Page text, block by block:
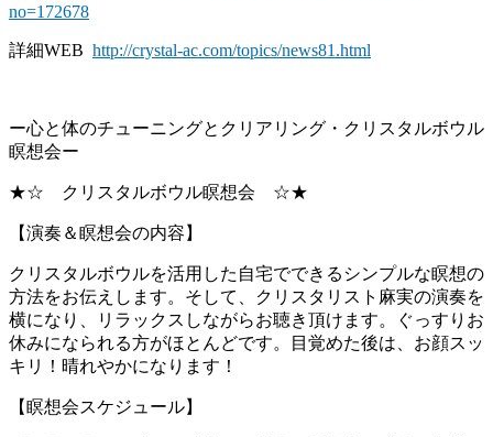
no=172678
詳細WEB http://crystal-ac.com/topics/news81.html
ー心と体のチューニングとクリアリング・クリスタルボウル
瞑想会ー
★☆ クリスタルボウル瞑想会 ☆★
【演奏＆瞑想会の内容】
クリスタルボウルを活用した自宅でできるシンプルな瞑想の
方法をお伝えします。そして、クリスタリスト麻実の演奏を
横になり、リラックスしながらお聴き頂けます。ぐっすりお
休みになられる方がほとんどです。目覚めた後は、お顔スッ
キリ！晴れやかになります！
【瞑想会スケジュール】